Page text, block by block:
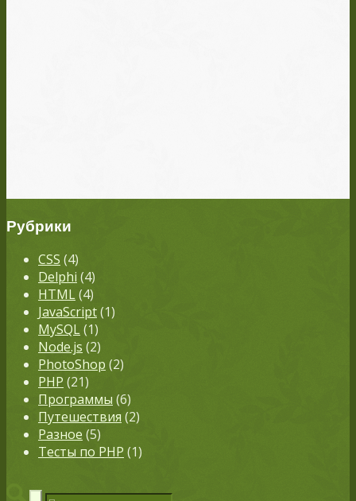
Рубрики
CSS (4)
Delphi (4)
HTML(4)
JavaScript(1)
MySQL(1)
Node.js (2)
PhotoShop (2)
PHP (21)
Программы (6)
Путешествия (2)
Разное (5)
Тесты по PHP (1)